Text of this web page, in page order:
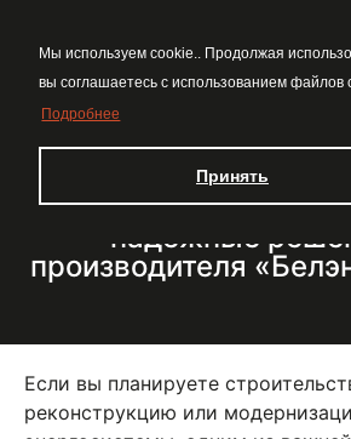
Мы используем cookie.. Продолжая
вы соглашаетесь с использованием файлов
Подробнее
Принять
Как заказать КТП в
надёжные
производителя
Если вы планируете
реконструкцию или